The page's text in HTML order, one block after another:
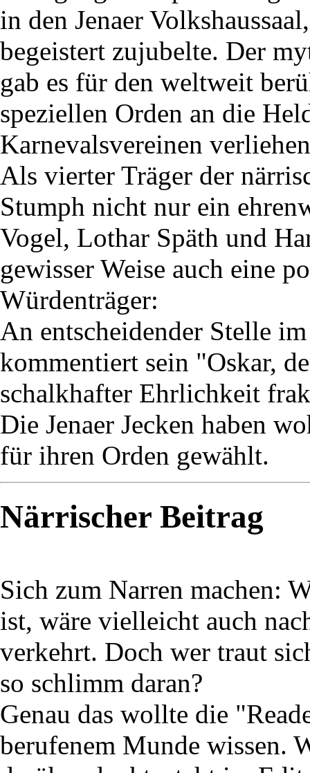
in den Jenaer
begeistert zujubelte. Der
gab es für den weltweit
speziellen Orden an die
Karnevalsvereinen
Als vierter Träger der
Stumph nicht nur ein
Vogel, Lothar Späth und
gewisser Weise auch eine
Würdenträger:
An entscheidender Stelle
kommentiert sein "Oskar,
schalkhafter Ehrlichkeit
Die Jenaer Jecken haben
für ihren Orden gewählt.
Närrischer Beitrag
Sich zum Narren machen:
ist, wäre vielleicht auch
verkehrt. Doch wer traut
so schlimm daran?
Genau das wollte die
berufenem Munde wissen.